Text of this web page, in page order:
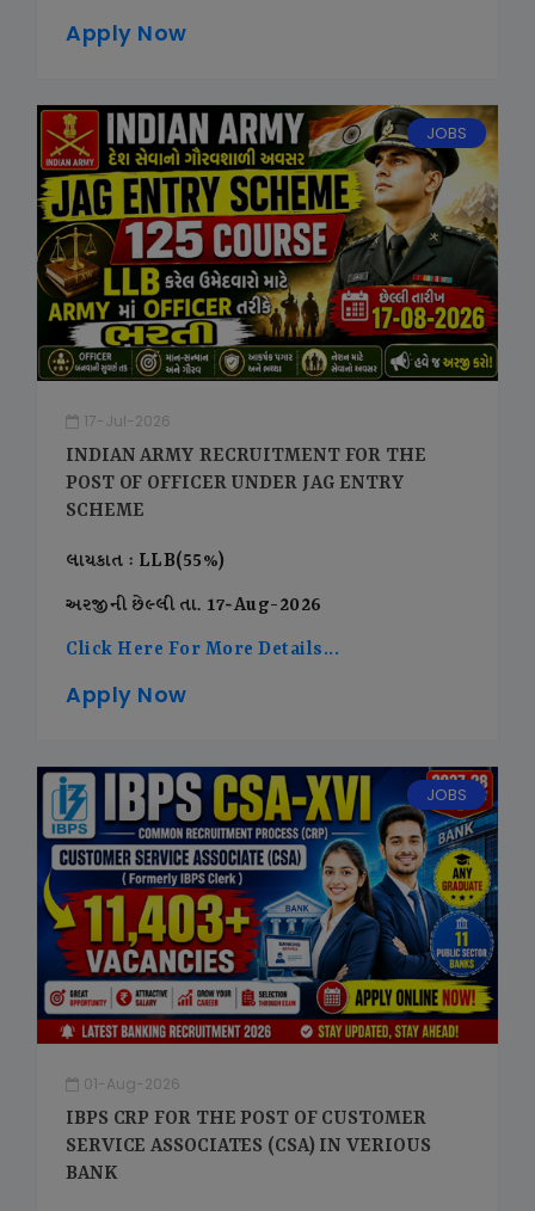
Apply Now
JOBS
17-Jul-2026
INDIAN ARMY RECRUITMENT FOR THE
POST OF OFFICER UNDER JAG ENTRY
SCHEME
લાયકાત : LLB(55%)
અરજીની છેલ્લી તા. 17-Aug-2026
Click Here For More Details...
Apply Now
JOBS
01-Aug-2026
IBPS CRP FOR THE POST OF CUSTOMER
SERVICE ASSOCIATES (CSA) IN VERIOUS
BANK